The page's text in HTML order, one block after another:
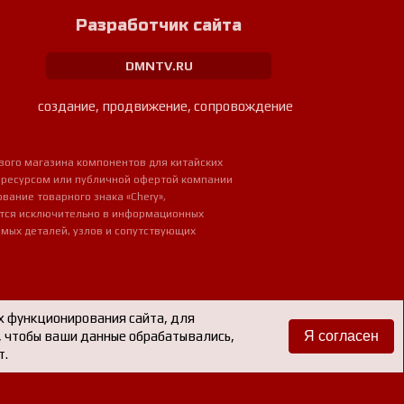
Разработчик сайта
DMNTV.RU
создание, продвижение, сопровождение
магазина компонентов для китайских
или публичной офертой компании
товарного знака «Chery»,
исключительно в информационных
деталей, узлов и сопутствующих
функционирования сайта, для
чтобы ваши данные обрабатывались,
Я согласен